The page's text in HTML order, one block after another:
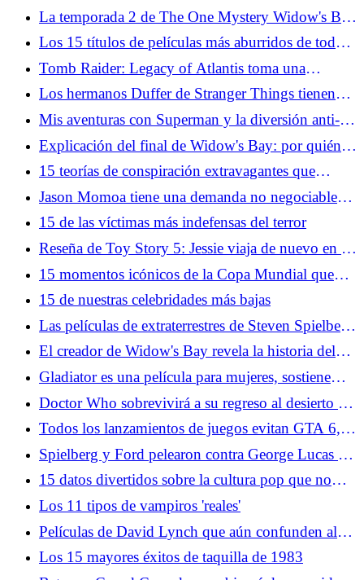
fantástico
La temporada 2 de The One Mystery Widow's Bay
debería negarse a resolverse
Los 15 títulos de películas más aburridos de todos
los tiempos, si se toman literalmente
Tomb Raider: Legacy of Atlantis toma una
"Ningún Laras se queda atrás" Acercarse
Los hermanos Duffer de Stranger Things tienen
una nueva y misteriosa película en proceso con
Paramount
Mis aventuras con Superman y la diversión anti-
canónica de Supergirl
Explicación del final de Widow's Bay: por quién
doblan las campanas
15 teorías de conspiración extravagantes que
mucha gente todavía acepta
Jason Momoa tiene una demanda no negociable
para una película de Lobo
15 de las víctimas más indefensas del terror
Reseña de Toy Story 5: Jessie viaja de nuevo en la
clásica aventura de Pixar
15 momentos icónicos de la Copa Mundial que
incluso los no fanáticos del fútbol deberían
conocer
15 de nuestras celebridades más bajas
Las películas de extraterrestres de Steven Spielberg
son realmente toda una vida contándonos sus
sueños y miedos
El creador de Widow's Bay revela la historia del
origen del programa
Gladiator es una película para mujeres, sostiene
Russell Crowe
Doctor Who sobrevivirá a su regreso al desierto (y
será mejor por ello)
Todos los lanzamientos de juegos evitan GTA 6,
excepto dos gigantes de la cultura pop
Spielberg y Ford pelearon contra George Lucas en
la peor secuela de Indiana Jones (y perdieron)
15 datos divertidos sobre la cultura pop que no
aprendiste en la escuela
Los 11 tipos de vampiros 'reales'
Películas de David Lynch que aún confunden al
público
Los 15 mayores éxitos de taquilla de 1983